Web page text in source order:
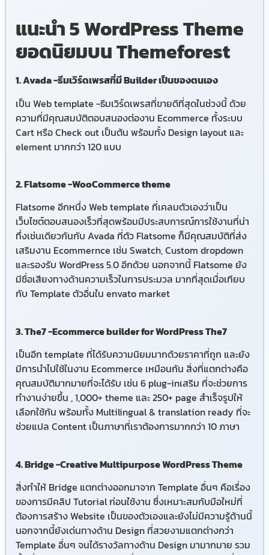
แนะนำ 5 WordPress Theme
ยอดนิยมบน Themeforest
1. Avada -ธีมเวิร์ดเพรสที่มี Builder เป็นของตนเอง
เป็น Web template -ธีมเวิร์ดเพรสที่ขายดีที่สุดในช่วงนี้ ด้วย
ความที่มีคุณสมบัติตอบสนองต่องาน Ecommerce ทั้งระบบ
Cart หรือ Check out เป็นต้น พร้อมทั้ง Design layout และ
element มากกว่า 120 แบบ
2. Flatsome -WooCommerce theme
Flatsome อีกหนึ่ง Web template ที่เคลมตัวเองว่าเป็น
เว็บไซต์ตอบสนองเร็วที่สุดพร้อมมีประสบการณ์การใช้งานที่น่า
ทึ่งเช่นเดียวกันกับ Avada ที่ตัว Flatsome ก็มีคุณสมบัติที่ส่ง
เสริมงาน Ecommernce เช่น Swatch, Custom dropdown
และรองรับ WordPress 5.0 อีกด้วย นอกจากนี้ Flatsome ยัง
มีชื่อเสียงทางด้านความเร็วในการประมวล มากที่สุดเมื่อเทียบ
กับ Template ตัวอื่นใน envato market
3. The7 -Ecommerce builder for WordPress The7
เป็นอีก template ที่ได้รับความนิยมมากด้วยราคาที่ถูก และยัง
มีการนำไปใช้ในงาน Ecommerce เหมือนกัน สิ่งที่แตกต่างคือ
คุณสมบัติมากมายที่จะได้รับ เช่น 6 plug-inเสริม ที่จะช่วยการ
ทำงานง่ายขึ้น , 1,000+ theme และ 250+ page สำเร็จรูปให้
เลือกใช้กัน พร้อมทั้ง Multilingual & translation ready ที่จะ
ช่วยแปล Content เป็นภาษาที่เราต้องการมากกว่า 10 ภาษา
4. Bridge -Creative Multipurpose WordPress Theme
สิ่งทำให้ Bridge แตกต่างออกมาจาก Template อื่นๆ คือเรื่อง
ของการมีคลิป Tutorial ก่อนใช้งาน ซึ่งเหมาะสมกับมือใหม่ที่
ต้องการสร้าง Website เป็นของตัวเองและยังไม่มีความรู้ด้านนี้
นอกจากนี้ยังเด่นทางด้าน Design ที่สวยงามแตกต่างกว่า
Template อื่นๆ จนได้รางวัลทางด้าน Design มามากมาย รวม